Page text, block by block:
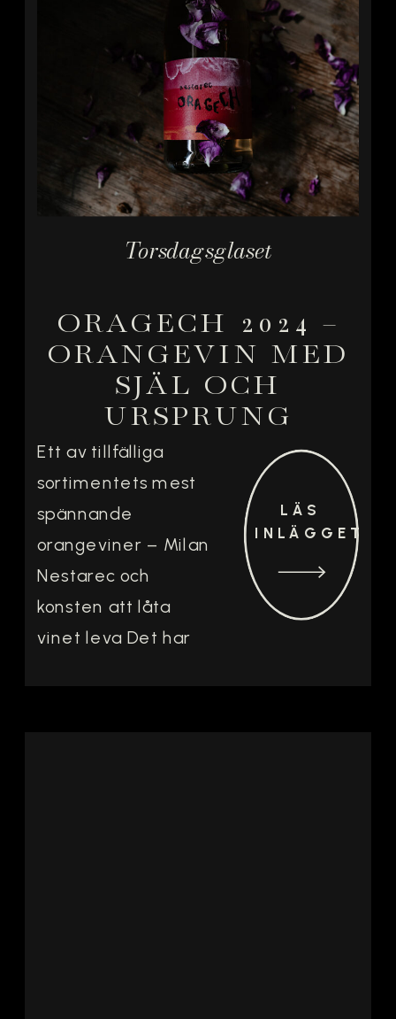
2022 från Domaine
de la Noblaie är ett
vin som verkligen
visar varför Chenin
Blanc förtjänar
betydligt […]
Torsdagsglaset
Ett av tillfälliga
sortimentets mest
spännande
orangeviner – Milan
Nestarec och
konsten att låta
vinet leva Det har
ORAGECH 2024 –
ORANGEVIN MED
SJÄL OCH
URSPRUNG
LÄS
INLÄGGET